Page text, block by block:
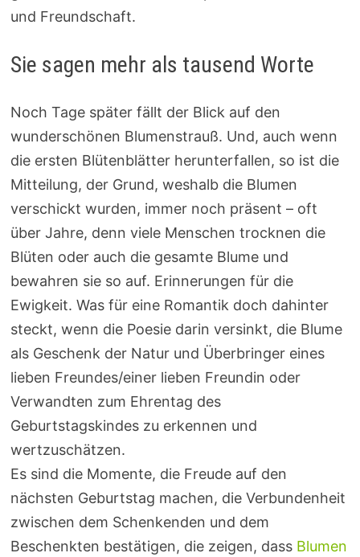
und Freundschaft.
Sie sagen mehr als tausend Worte
Noch Tage später fällt der Blick auf den
wunderschönen Blumenstrauß. Und, auch wenn
die ersten Blütenblätter herunterfallen, so ist die
Mitteilung, der Grund, weshalb die Blumen
verschickt wurden, immer noch präsent – oft
über Jahre, denn viele Menschen trocknen die
Blüten oder auch die gesamte Blume und
bewahren sie so auf. Erinnerungen für die
Ewigkeit. Was für eine Romantik doch dahinter
steckt, wenn die Poesie darin versinkt, die Blume
als Geschenk der Natur und Überbringer eines
lieben Freundes/einer lieben Freundin oder
Verwandten zum Ehrentag des
Geburtstagskindes zu erkennen und
wertzuschätzen.
Es sind die Momente, die Freude auf den
nächsten Geburtstag machen, die Verbundenheit
zwischen dem Schenkenden und dem
Beschenkten bestätigen, die zeigen, dass Blumen